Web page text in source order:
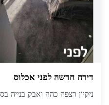
דירה חדשה לפני אכלוס
ניקיון רצפה כהה ואבק בנייה